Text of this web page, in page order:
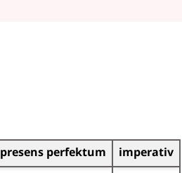
presens perfektum
imperativ